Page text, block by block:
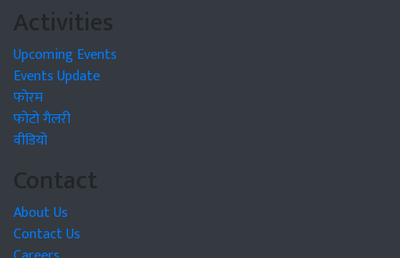
Activities
Upcoming Events
Events Update
फोरम
फोटो गैलरी
वीडियो
Contact
About Us
Contact Us